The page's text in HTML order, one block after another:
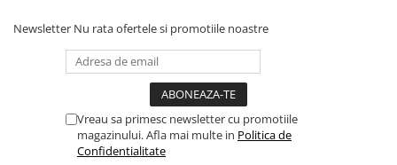
STICKERE JDM
STICKERE PENTRU CAPOTA
STICKERE PENTRU LATERALE
STICKERE PERSONALIZATE
STICKERE PRAGURI
Newsletter Nu rata ofertele si promotiile noastre
Vreau sa primesc newsletter cu promotiile
magazinului. Afla mai multe in Politica de
Confidentialitate